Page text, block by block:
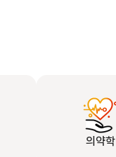
의약학